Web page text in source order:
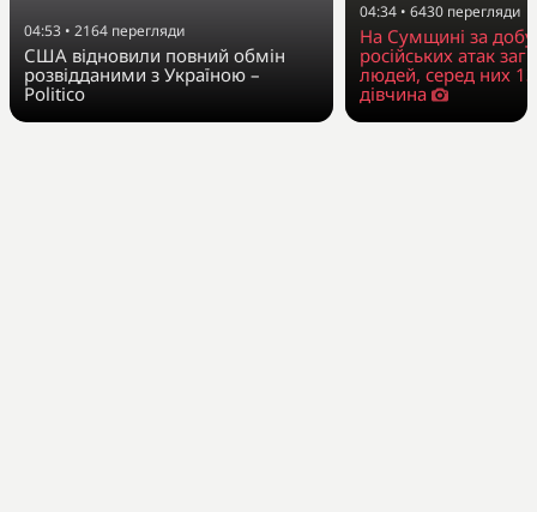
04:53 • 2164 перегляди
США відновили повний обмін
розвідданими з Україною –
Politico
04:34 • 6430 перегляди
На Сумщині за добу
російських атак
людей, серед них
дівчина